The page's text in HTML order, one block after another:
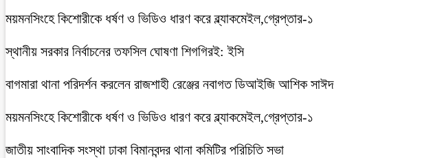
ময়মনসিংহে কিশোরীকে ধর্ষণ ও ভিডিও ধারণ করে ব্ল্যাকমেইল,গ্রেপ্তার-১
স্থানীয় সরকার নির্বাচনের তফসিল ঘোষণা শিগগিরই: ইসি
বাগমারা থানা পরিদর্শন করলেন রাজশাহী রেঞ্জের নবাগত ডিআইজি আশিক সাঈদ
ময়মনসিংহে কিশোরীকে ধর্ষণ ও ভিডিও ধারণ করে ব্ল্যাকমেইল,গ্রেপ্তার-১
জাতীয় সাংবাদিক সংস্থা ঢাকা বিমানবন্দর থানা কমিটির পরিচিতি সভা